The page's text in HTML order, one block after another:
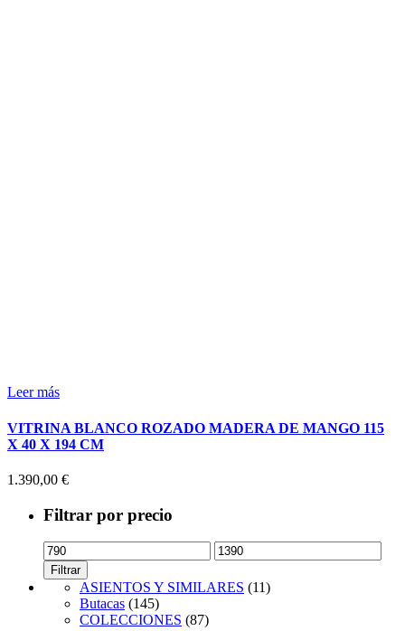
Leer más
VITRINA BLANCO ROZADO MADERA DE MANGO 115
X 40 X 194 CM
1.390,00 €
Filtrar por precio
Precio
mínimo
Precio
máximo
Filtrar
ASIENTOS Y SIMILARES (11)
Butacas (145)
COLECCIONES (87)